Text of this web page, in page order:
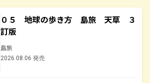
０５ 地球の歩き方 島旅 天草 ３
訂版
島旅
2026.08.06 発売